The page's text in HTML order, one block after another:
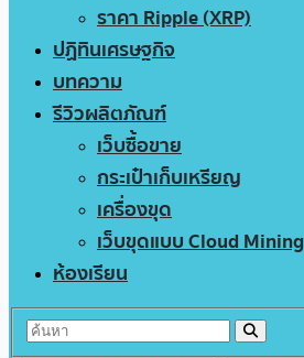
ราคา Ripple (XRP)
ปฏิทินเศรษฐกิจ
บทความ
รีวิวผลิตภัณฑ์
เว็บซื้อขาย
กระเป๋าเก็บเหรียญ
เครื่องขุด
เว็บขุดแบบ Cloud Mining
ห้องเรียน